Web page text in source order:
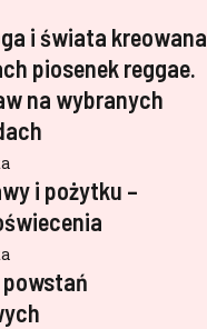
i świata kreowana
piosenek reggae.
na wybranych
i pożytku –